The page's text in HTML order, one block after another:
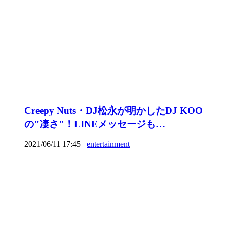
Creepy Nuts・DJ松永が明かしたDJ KOO
の"凄さ"！LINEメッセージも…
2021/06/11 17:45 entertainment